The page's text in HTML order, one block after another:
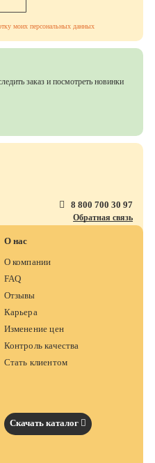
8 800 700 30 97
Обратная связь
О нас
О компании
FAQ
Отзывы
Карьера
Изменение цен
Контроль качества
Стать клиентом
Скачать каталог
моих персональных данных
заказ и посмотреть новинки